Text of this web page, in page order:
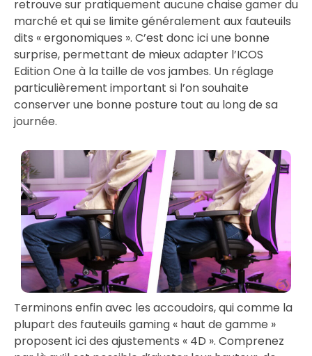
retrouve sur pratiquement aucune chaise gamer du
marché et qui se limite généralement aux fauteuils
dits « ergonomiques ». C’est donc ici une bonne
surprise, permettant de mieux adapter l’ICOS
Edition One à la taille de vos jambes. Un réglage
particulièrement important si l’on souhaite
conserver une bonne posture tout au long de sa
journée.
Terminons enfin avec les accoudoirs, qui comme la
plupart des fauteuils gaming « haut de gamme »
proposent ici des ajustements « 4D ». Comprenez